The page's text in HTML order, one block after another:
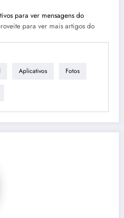
para ver mensagens do
para ver mais artigos do
Aplicativos Fotos